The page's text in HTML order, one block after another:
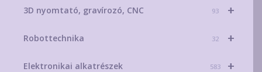
+
3D nyomtató, gravírozó, CNC 93
+
Robottechnika 32
+
Elektronikai alkatrészek 583